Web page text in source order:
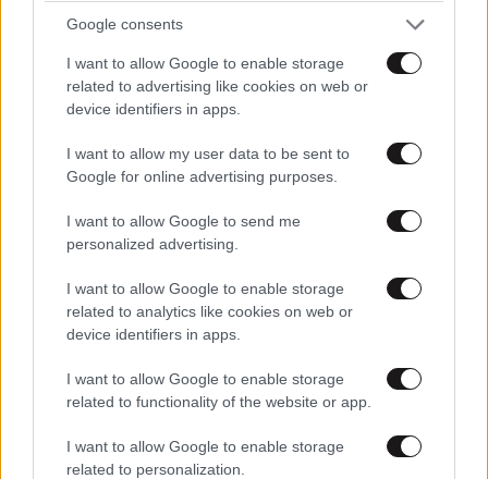
Google consents
I want to allow Google to enable storage
related to advertising like cookies on web or
device identifiers in apps.
I want to allow my user data to be sent to
Google for online advertising purposes.
I want to allow Google to send me
personalized advertising.
I want to allow Google to enable storage
related to analytics like cookies on web or
device identifiers in apps.
I want to allow Google to enable storage
related to functionality of the website or app.
I want to allow Google to enable storage
related to personalization.